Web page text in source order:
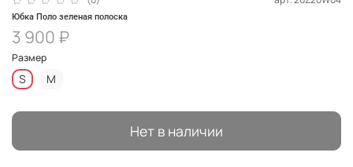
Юбка Поло зеленая полоска
3 900 ₽
Размер
S M
Нет в наличии